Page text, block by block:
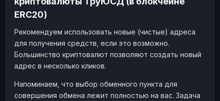
ERC20)
Рекомендуем использовать новые (чистые) адреса
для получения средств, если это возможно.
Большинство криптовалют позволяют создать новый
адрес в несколько кликов.
Напоминаем, что выбор обменного пункта для
совершения обмена лежит полностью на вас. Задача